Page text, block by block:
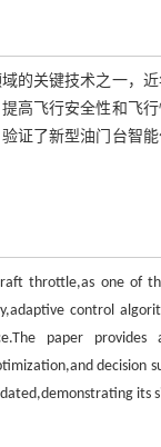
的关键技术之一，
高飞行安全性和飞
证了新型油门台智
throttle,as one of
control
paper
decision
its